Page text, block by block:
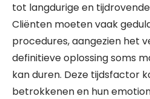
tot langdurige en
Cliënten moeten vaak
procedures, aangezien het
definitieve oplossing soms
kan duren. Deze tijdsfactor
betrokkenen en hun